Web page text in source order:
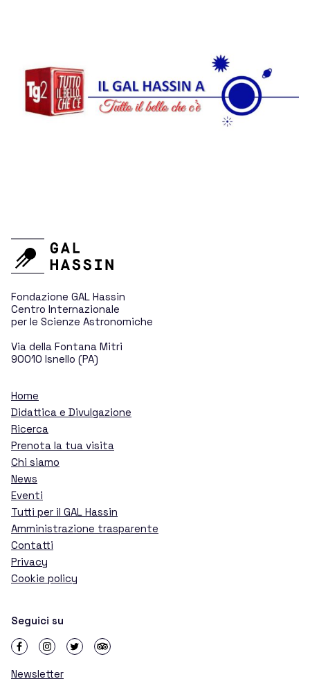
Sponsor e donazioni
Eventi
Biglietti
Contatti
Fondazione GAL Hassin
Centro Internazionale
per le Scienze Astronomiche
Via della Fontana Mitri
90010 Isnello (PA)
Home
Didattica e Divulgazione
Ricerca
Prenota la tua visita
Chi siamo
News
Eventi
Tutti per il GAL Hassin
Amministrazione trasparente
Contatti
Privacy
Cookie policy
Seguici su
Newsletter